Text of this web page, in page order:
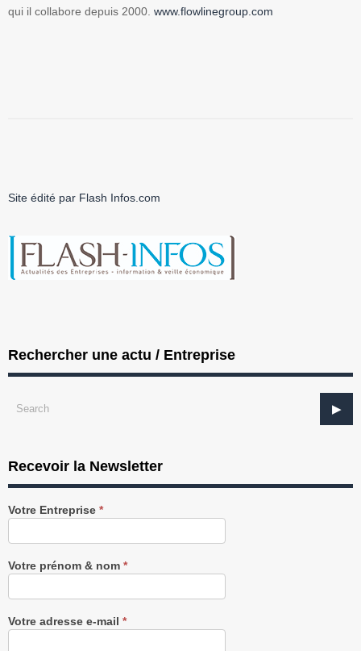
qui il collabore depuis 2000. www.flowlinegroup.com
Site édité par Flash Infos.com
Rechercher une actu / Entreprise
Recevoir la Newsletter
Recevez
notre
gratuitement
Votre Entreprise *
Votre prénom & nom *
Votre adresse e-mail *